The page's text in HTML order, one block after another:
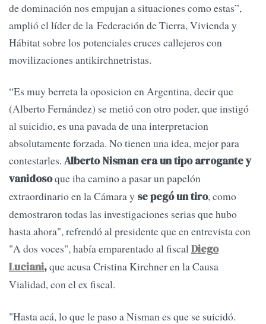
de dominación nos empujan a situaciones como estas”,
amplió el líder de la Federación de Tierra, Vivienda y
Hábitat sobre los potenciales cruces callejeros con
movilizaciones antikirchnetristas.
“Es muy berreta la oposicion en Argentina, decir que
(Alberto Fernández) se metió con otro poder, que instigó
al suicidio, es una pavada de una interpretacion
absolutamente forzada. No tienen una idea, mejor para
contestarles. Alberto Nisman era un tipo arrogante y
vanidosoque iba camino a pasar un papelón
extraordinario en la Cámara y se pegó un tiro, como
demostraron todas las investigaciones serias que hubo
hasta ahora", refrendó al presidente que en entrevista con
"A dos voces", había emparentado al fiscalDiego
Luciani,que acusa Cristina Kirchner en la Causa
Vialidad, con el ex fiscal.
"Hasta acá, lo que le paso a Nisman es que se suicidó.